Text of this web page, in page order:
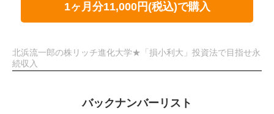
1ヶ月分11,000円(税込)で購入
北浜流一郎の株リッチ進化大学★「損小利大」投資法で目指せ永
続収入
バックナンバーリスト